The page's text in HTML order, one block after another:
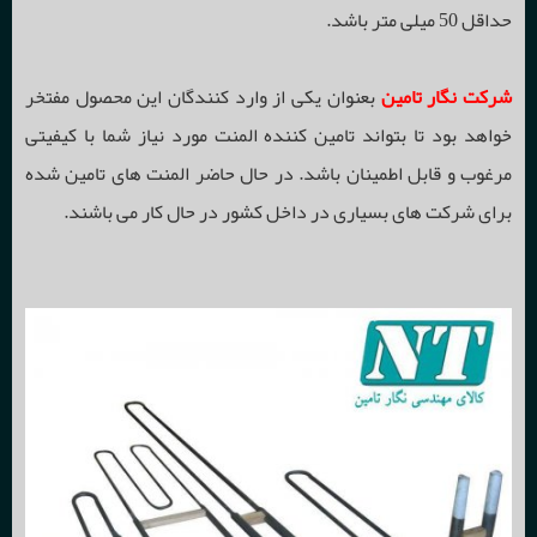
حداقل 50 میلی متر باشد.
شرکت نگار تامینبعنوان یکی از وارد کنندگان این محصول مفتخر
خواهد بود تا بتواند تامین کننده المنت مورد نیاز شما با کیفیتی
مرغوب و قابل اطمینان باشد. در حال حاضر المنت های تامین شده
برای شرکت های بسیاری در داخل کشور در حال کار می باشند.